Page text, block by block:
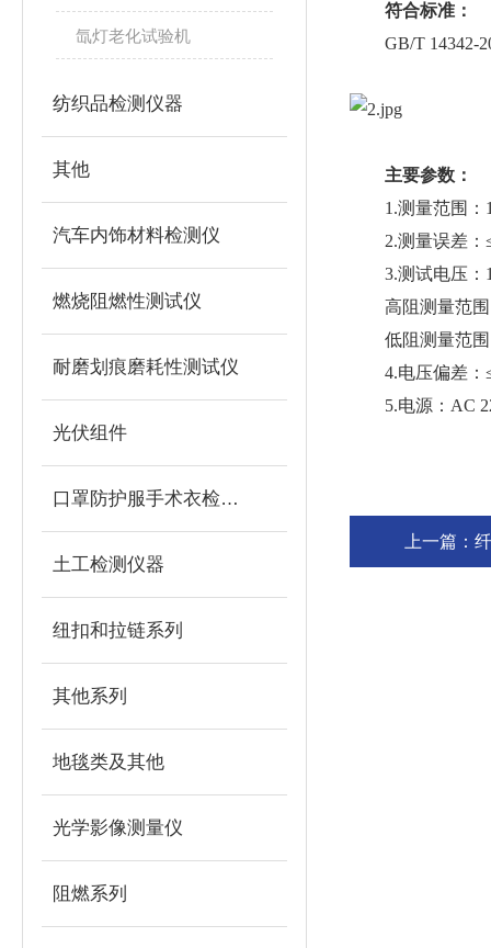
氙灯老化试验机
纺织品检测仪器
其他
汽车内饰材料检测仪
燃烧阻燃性测试仪
耐磨划痕磨耗性测试仪
光伏组件
口罩防护服手术衣检测设备
土工检测仪器
纽扣和拉链系列
其他系列
地毯类及其他
光学影像测量仪
阻燃系列
符合标准：
GB/T 14342-
主要参数：
1.测量范围：
2.测量误差：
3.测试电压：
高阻测量范围
低阻测量范围
4.电压偏差：
5.电源：AC
上一篇：